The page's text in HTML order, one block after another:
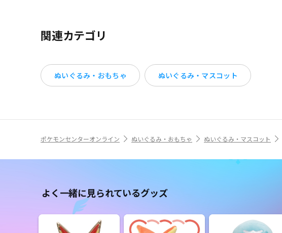
関連カテゴリ
ぬいぐるみ・おもちゃ ぬいぐるみ・マスコット
ポケモンセンターオンライン ぬいぐるみ・おもちゃ ぬいぐるみ・マスコット
よく一緒に見られているグッズ